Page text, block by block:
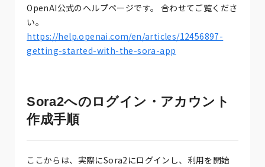
OpenAI公式のヘルプページです。 合わせてご覧くださ
い。
https://help.openai.com/en/articles/12456897-
getting-started-with-the-sora-app
Sora2へのログイン・アカウント
作成手順
ここからは、実際にSora2にログインし、利用を開始